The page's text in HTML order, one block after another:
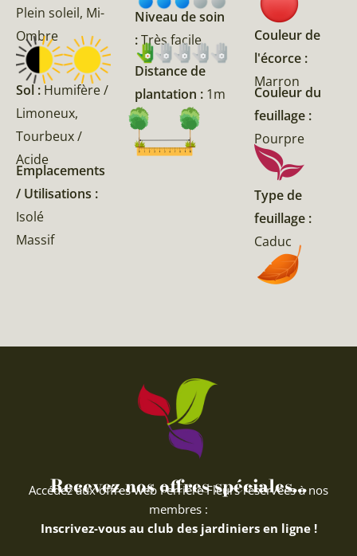
Plein soleil, Mi-
Ombre
Sol : Humifère /
Limoneux,
Tourbeux /
Acide
Emplacements
/ Utilisations :
Isolé
Massif
Niveau de soin
:Très facile
Distance de
plantation : 1m
Couleur de
l'écorce :
Marron
Couleur du
feuillage :
Pourpre
Type de
feuillage :
Caduc
Recevez nos offres spéciales...
Accédez aux offres web Ferriere Fleurs réservées à nos
membres :
Inscrivez-vous au club des jardiniers en ligne !